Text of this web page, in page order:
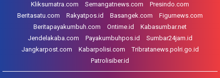
Kliksumatra.com
Semangatnews.com
Presindo.com
Beritasatu.com
Rakyatpos.id Basangek.com
Figurnews.com
Beritapayakumbuh.com
Ontime.id
Kabasumbar.net
Jendelakaba.com
Payakumbuhpos.id
Sumbar24jam.id
Jangkarpost.com
Kabarpolisi.com
Tribratanews.polri.go.id
Patrolisiber.id